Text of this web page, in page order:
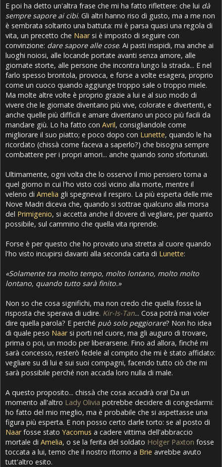
E poi ha detto un'altra frase che mi ha fatto riflettere: che lui dà
sempre sapore ai cibi. Gli altri hanno riso di gusto, ma a me non
è sembrata soltanto una battuta: mi è parsa quasi una regola di
vita, un precetto che Naarsi è imposto di seguire con
convinzione: dare sapore alle cose. Ai pasti insipidi, ma anche ai
luoghi noiosi, alle locande portate avanti senza amore, alle
giornate storte, alle persone che incontra lungo la strada... E nel
farlo spesso brontola, provoca, e forse a volte esagera, proprio
come un cuoco quando aggiunge troppo sale o troppo miele.
Ma molte altre volte è proprio grazie a lui e al suo modo di
vivere che le giornate diventano più vive, colorate e divertenti, e
anche quelle più difficili e amare diventano un poco più facili da
mandare giù. Lo ha fatto con Avril, consigliandole come
migliorare il suo piatto; e poco dopo con Lunette, quando le ha
ricordato (chissà come faceva a saperlo?) che bisogna sempre
combattere per i propri amori... anche quando sono sfortunati.
Ultimamente, ogni volta che lo osservo il mio pensiero torna a
quel giorno in cui l'ho visto così vicino alla morte, mentre il
veleno di Amelia gli spegneva il respiro. La più esperta delle mie
Nove Madri diceva che, quando si sottrae qualcuno alla morsa
del Primigenio, si accetta anche il dovere di vegliare, per quanto
possibile, sul cammino che quella vita riprende.
Forse è per questo che ho provato una stretta al cuore quando
l'ho visto incupirsi davanti alla seconda carta di Lunette:
«Solamente tra molto tempo, molto lontano, molto molto
lontano, quando tutto sarà finito.»
Non so che cosa significhi, ma non credo che quella fosse la
risposta che sperava di udire. Kir-Is-Tan... Cosa potrà mai voler
dire quella parola? E perché può solo peggiorare? Non ho idea
di quale peso Naarsi porti nel cuore, ma gli auguro di trovare,
prima o poi, un modo per liberarsene. Fino ad allora, finché mi
sarà concesso, resterò fedele al compito che mi è stato affidato:
vegliare su di lui e sui suoi compagni, facendo tutto ciò che mi
sarà possibile perché non accada loro nulla di male.
A questo proposito... chissà che cosa accadrà ora! Da un
momento all'altro Lady Olivia potrebbe decidere di congedarmi:
ho fatto del mio meglio, ma è probabile che si aspettasse una
figura più esperta. E non posso certo darle torto: se al posto di
Naarfosse stato Yacomus a cadere vittima dell'abbraccio
mortale di Amelia, o se la ferita del soldato Holger Paxton fosse
toccata a lui, temo che il nostro ritorno a Brie avrebbe avuto
tutt'altro esito.